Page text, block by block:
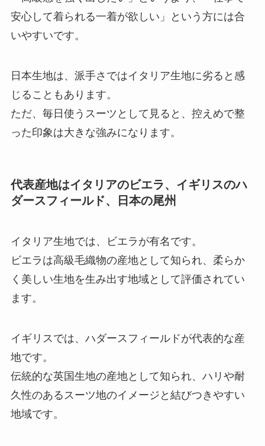
安心して着られる一着が欲しい」という方には合
いやすいです。
日本生地は、派手さではイタリア生地に劣ると感
じることもあります。
ただ、毎日使うスーツとして見ると、控えめで整
った印象は大きな強みになります。
代表産地はイタリアのビエラ、イギリスのハ
ダースフィールド、日本の尾州
イタリア生地では、ビエラが有名です。
ビエラは高級毛織物の産地として知られ、柔らか
く美しい生地を生み出す地域として評価されてい
ます。
イギリスでは、ハダースフィールドが代表的な産
地です。
伝統的な英国生地の産地として知られ、ハリや耐
久性のあるスーツ地のイメージと結びつきやすい
地域です。